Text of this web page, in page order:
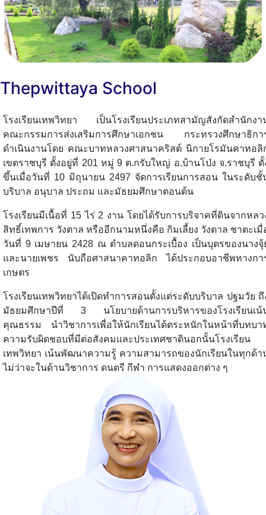
Thepwittaya School
โรงเรียนเทพวิทยา เป็นโรงเรียนประเภทสามัญสังกัดสำนักงา
คณะกรรมการส่งเสริมการศึกษาเอกชน กระทรวงศึกษาธิกา
ดำเนินงานโดย คณะบาทหลวงศาสนาคริสต์ นิกายโรมันคาทอลิ
เขตราชบุรี ตั้งอยู่ที่ 201 หมู่ 9 ต.กรับใหญ่ อ.บ้านโป่ง จ.ราชบุรี ตั้
ขึ้นเมื่อวันที่ 10 มิถุนายน 2497 จัดการเรียนการสอน ในระดับชั้
บริบาล อนุบาล ประถม และมัธยมศึกษาตอนต้น
โรงเรียนมีเนื้อที่ 15 ไร่ 2 งาน โดยได้รับการบริจาคที่ดินจากหลว
สิทธิ์เทพการ วังตาล หรืออีกนามหนึ่งคือ กิมเลี้ยง วังตาล ชาตะเมื่
วันที่ 9 เมษายน 2428 ณ ตำบลดอนกระเบื้อง เป็นบุตรของนางจุ้
และนายเพชร นับถือศาสนาคาทอลิก ได้ประกอบอาชีพทางกา
เกษตร
โรงเรียนเทพวิทยาได้เปิดทำการสอนตั้งแต่ระดับบริบาล ปฐมวัย ถึ
มัธยมศึกษาปีที่ 3 นโยบายด้านการบริหารของโรงเรียนเน้
คุณธรรม นำวิชาการเพื่อให้นักเรียนได้ตระหนักในหน้าที่บทบา
ความรับผิดชอบที่มีต่อสังคมและประเทศชาตินอกนั้นโรงเรียน
เทพวิทยา เน้นพัฒนาความรู้ ความสามารถของนักเรียนในทุกด้า
ไม่ว่าจะในด้านวิชาการ ดนตรี กีฬา การแสดงออกต่าง ๆ